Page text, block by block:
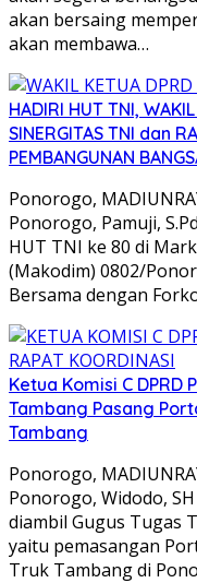
akan bersaing
akan membawa…
HADIRI HUT TNI,
SINERGITAS TNI dan
PEMBANGUNAN
Ponorogo,
Ponorogo, Pamuji,
HUT TNI ke 80 di
(Makodim) 0802/
Bersama dengan
Ketua Komisi C DPRD
Tambang Pasang
Tambang
Ponorogo,
Ponorogo, Widodo,
diambil Gugus Tugas
yaitu pemasangan
Truk Tambang di